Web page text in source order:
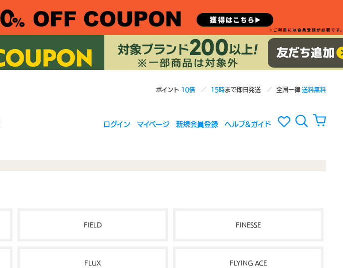
ポイント 10倍 15時まで即日発送 全国一律送料無料
ログイン マイページ 新規会員登録 ヘルプ&ガイド
FIELD FINESSE
FLUX FLYING ACE